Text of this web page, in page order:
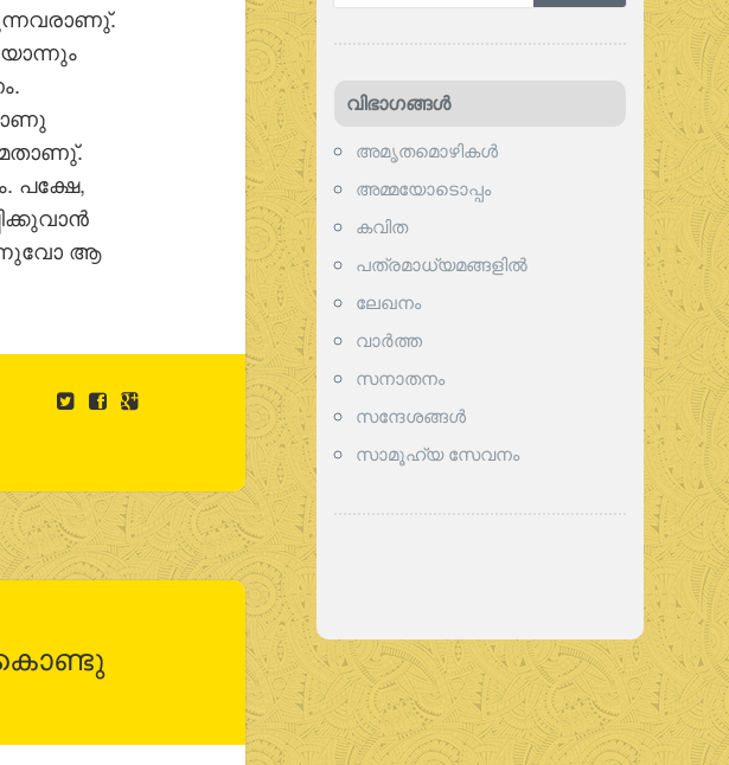
പക്ഷേ,
ആ
കൊണ്ടു
വിഭാഗങ്ങള്‍
അമൃതമൊഴികള്‍
അമ്മയോടൊപ്പം
കവിത
പത്രമാധ്യമങ്ങളില്‍
ലേഖനം
വാര്‍ത്ത
സനാതനം
സന്ദേശങ്ങൾ
സാമൂഹ്യ സേവനം